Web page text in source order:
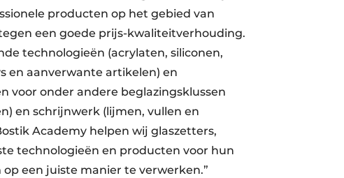
producten op het gebied van
een goede prijs-kwaliteitverhouding.
technologieën (acrylaten, siliconen,
en aanverwante artikelen) en
voor onder andere beglazingsklussen
en schrijnwerk (lijmen, vullen en
Academy helpen wij glaszetters,
technologieën en producten voor hun
een juiste manier te verwerken.”